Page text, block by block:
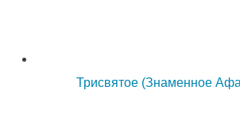
Трисвятое (Знаменное